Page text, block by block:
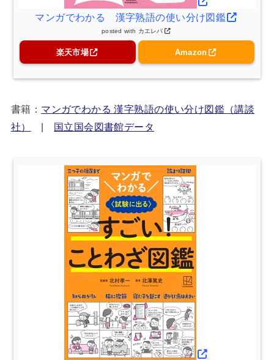
マンガでわかる 漢字熟語の使い分け図鑑
posted with カエレバ
楽天市場 Amazon
書籍： マンガでわかる 漢字熟語の使い分け図鑑（講談
社）
| 国立国会図書館データ